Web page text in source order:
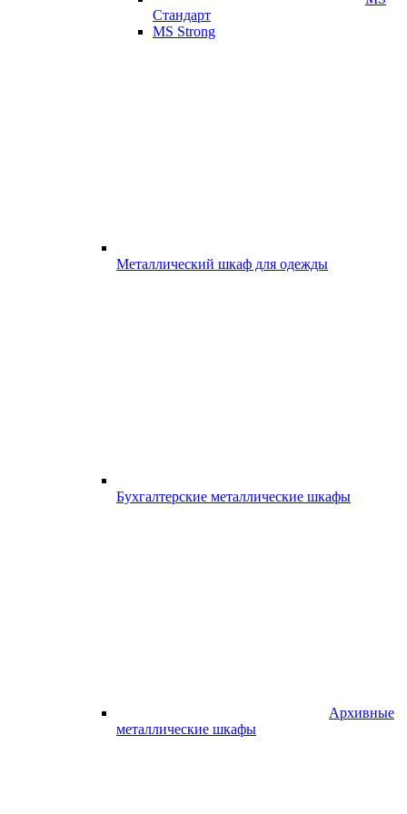
Стандарт
MS Strong
Металлический шкаф для одежды
Бухгалтерские металлические шкафы
Архивные
металлические шкафы